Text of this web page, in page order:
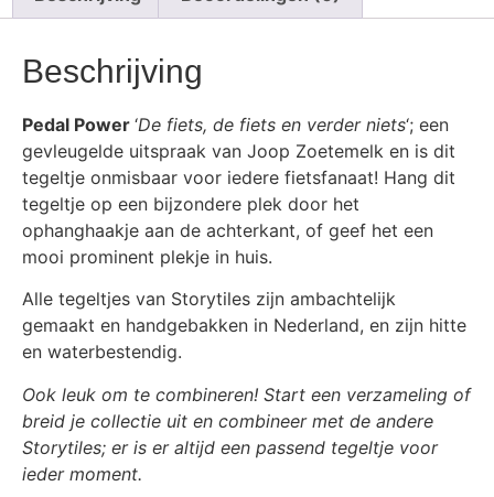
Beschrijving
Pedal Power ‘De fiets, de fiets en verder niets‘; een
gevleugelde uitspraak van Joop Zoetemelk en is dit
tegeltje onmisbaar voor iedere fietsfanaat! Hang dit
tegeltje op een bijzondere plek door het
ophanghaakje aan de achterkant, of geef het een
mooi prominent plekje in huis.
Alle tegeltjes van Storytiles zijn ambachtelijk
gemaakt en handgebakken in Nederland, en zijn hitte
en waterbestendig.
Ook leuk om te combineren! Start een verzameling of
breid je collectie uit en combineer met de andere
Storytiles; er is er altijd een passend tegeltje voor
ieder moment.